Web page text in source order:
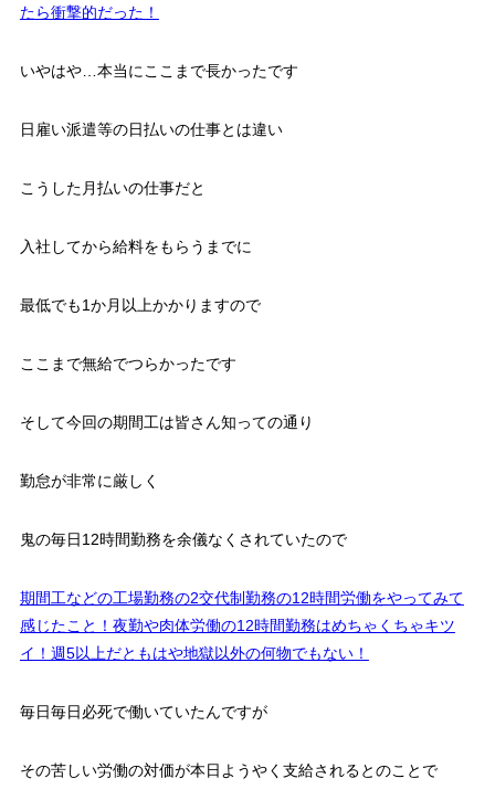
たら衝撃的だった！
いやはや…本当にここまで長かったです
日雇い派遣等の日払いの仕事とは違い
こうした月払いの仕事だと
入社してから給料をもらうまでに
最低でも1か月以上かかりますので
ここまで無給でつらかったです
そして今回の期間工は皆さん知っての通り
勤怠が非常に厳しく
鬼の毎日12時間勤務を余儀なくされていたので
期間工などの工場勤務の2交代制勤務の12時間労働をやってみて
感じたこと！夜勤や肉体労働の12時間勤務はめちゃくちゃキツ
イ！週5以上だともはや地獄以外の何物でもない！
毎日毎日必死で働いていたんですが
その苦しい労働の対価が本日ようやく支給されるとのことで